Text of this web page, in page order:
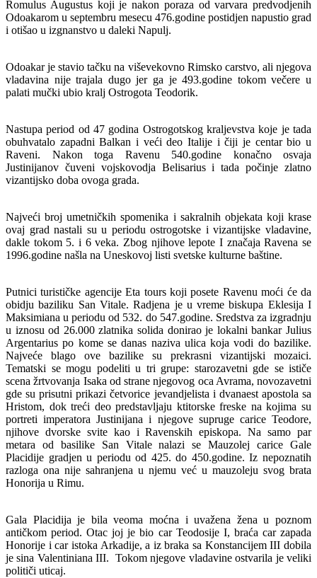
Romulus Augustus koji je nakon poraza od varvara predvodjenih
Odoakarom u septembru mesecu 476.godine postidjen napustio grad
i otišao u izgnanstvo u daleki Napulj.
Odoakar je stavio tačku na viševekovno Rimsko carstvo, ali njegova
vladavina nije trajala dugo jer ga je 493.godine tokom večere u
palati mučki ubio kralj Ostrogota Teodorik.
Nastupa period od 47 godina Ostrogotskog kraljevstva koje je tada
obuhvatalo zapadni Balkan i veći deo Italije i čiji je centar bio u
Raveni. Nakon toga Ravenu 540.godine konačno osvaja
Justinijanov čuveni vojskovodja Belisarius i tada počinje zlatno
vizantijsko doba ovoga grada.
Najveći broj umetničkih spomenika i sakralnih objekata koji krase
ovaj grad nastali su u periodu ostrogotske i vizantijske vladavine,
dakle tokom 5. i 6 veka. Zbog njihove lepote I značaja Ravena se
1996.godine našla na Uneskovoj listi svetske kulturne baštine.
Putnici turističke agencije Eta tours koji posete Ravenu moći će da
obidju baziliku San Vitale. Radjena je u vreme biskupa Eklesija I
Maksimiana u periodu od 532. do 547.godine. Sredstva za izgradnju
u iznosu od 26.000 zlatnika solida donirao je lokalni bankar Julius
Argentarius po kome se danas naziva ulica koja vodi do bazilike.
Najveće blago ove bazilike su prekrasni vizantijski mozaici.
Tematski se mogu podeliti u tri grupe: starozavetni gde se ističe
scena žrtvovanja Isaka od strane njegovog oca Avrama, novozavetni
gde su prisutni prikazi četvorice jevandjelista i dvanaest apostola sa
Hristom, dok treći deo predstavljaju ktitorske freske na kojima su
portreti imperatora Justinijana i njegove supruge carice Teodore,
njihove dvorske svite kao i Ravenskih episkopa. Na samo par
metara od basilike San Vitale nalazi se Mauzolej carice Gale
Placidije gradjen u periodu od 425. do 450.godine. Iz nepoznatih
razloga ona nije sahranjena u njemu već u mauzoleju svog brata
Honorija u Rimu.
Gala Placidija je bila veoma moćna i uvažena žena u poznom
antičkom period. Otac joj je bio car Teodosije I, braća car zapada
Honorije i car istoka Arkadije, a iz braka sa Konstancijem III dobila
je sina Valentiniana III. Tokom njegove vladavine ostvarila je veliki
političi uticaj.